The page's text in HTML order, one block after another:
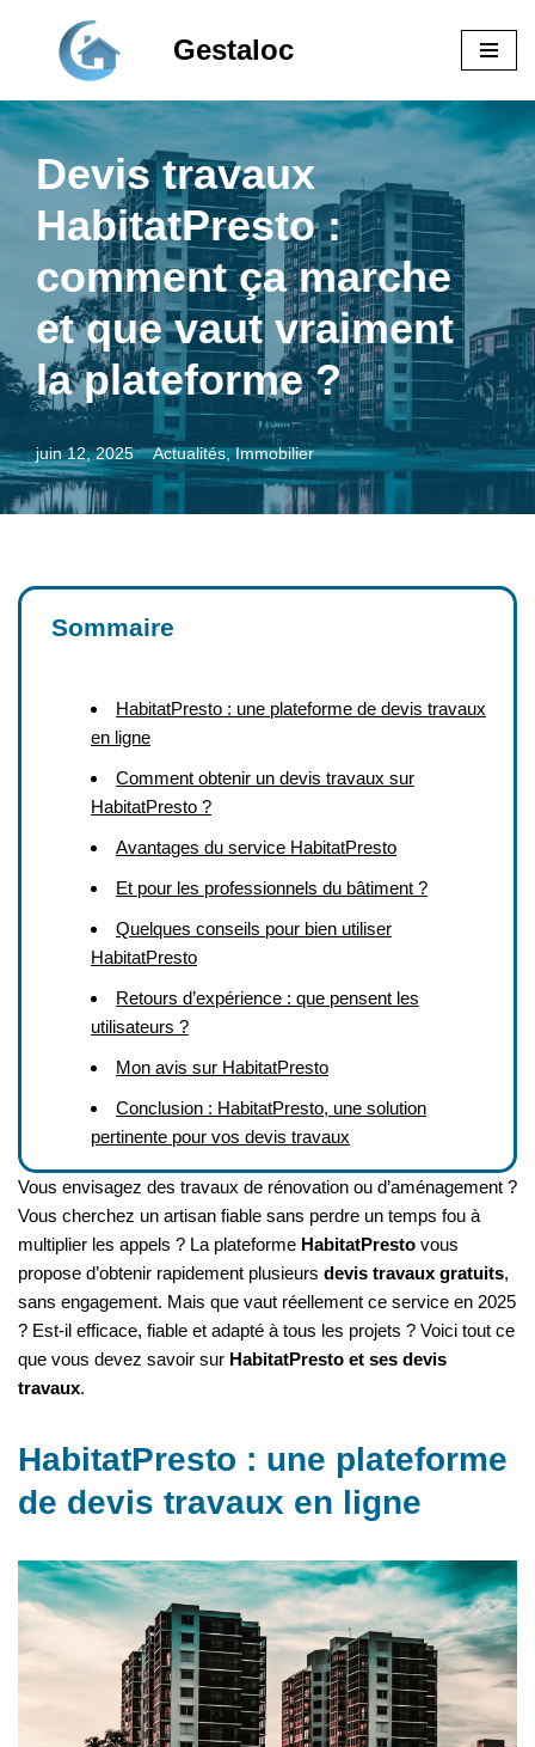
contenu
Gestaloc
Devis travaux
HabitatPresto :
comment ça marche
et que vaut vraiment
la plateforme ?
juin 12, 2025 Actualités,Immobilier
Sommaire
HabitatPresto : une plateforme de devis travaux
en ligne
Comment obtenir un devis travaux sur
HabitatPresto ?
Avantages du service HabitatPresto
Et pour les professionnels du bâtiment ?
Quelques conseils pour bien utiliser
HabitatPresto
Retours d’expérience : que pensent les
utilisateurs ?
Mon avis sur HabitatPresto
Conclusion : HabitatPresto, une solution
pertinente pour vos devis travaux
Vous envisagez des travaux de rénovation ou d’aménagement ?
Vous cherchez un artisan fiable sans perdre un temps fou à
multiplier les appels ? La plateforme HabitatPresto vous
propose d’obtenir rapidement plusieurs devis travaux gratuits,
sans engagement. Mais que vaut réellement ce service en 2025
? Est-il efficace, fiable et adapté à tous les projets ? Voici tout ce
que vous devez savoir sur HabitatPresto et ses devis
travaux.
HabitatPresto : une plateforme
de devis travaux en ligne